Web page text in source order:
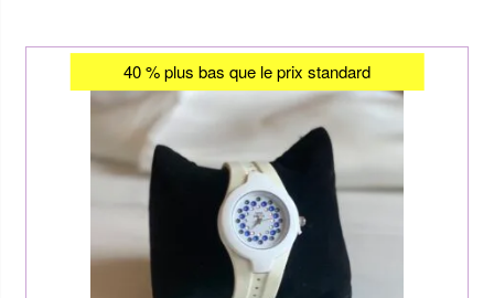
40 % plus bas que le prix standard